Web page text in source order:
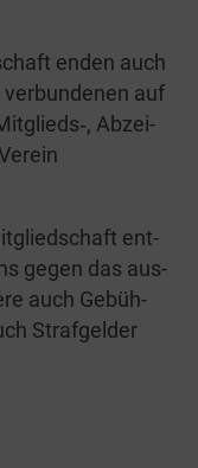
enden auch
auf
Abzei­
ent­
gegen das aus­
auch Gebüh­­
Straf­gel­der